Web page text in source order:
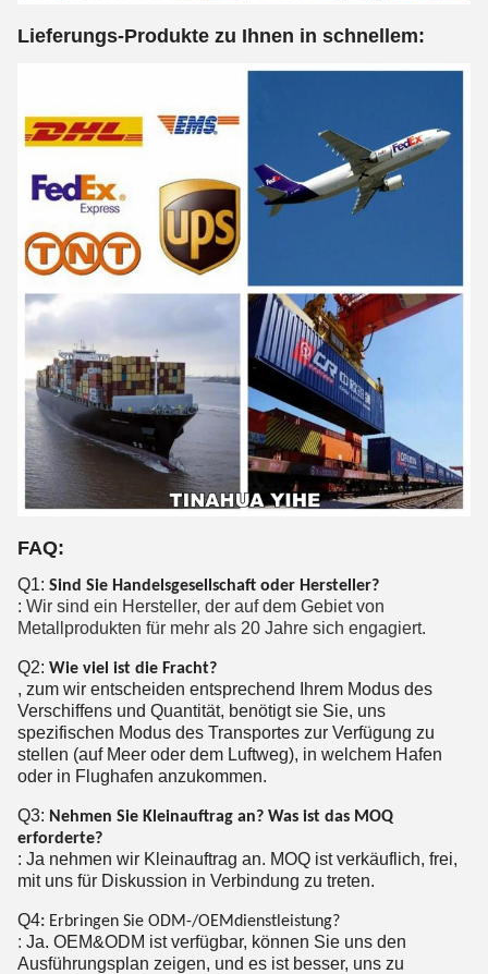
Lieferungs-Produkte zu Ihnen in schnellem:
FAQ:
Q1: Sind Sie Handelsgesellschaft oder Hersteller?
: Wir sind ein Hersteller, der auf dem Gebiet von
Metallprodukten für mehr als 20 Jahre sich engagiert.
Q2: Wie viel ist die Fracht?
, zum wir entscheiden entsprechend Ihrem Modus des
Verschiffens und Quantität, benötigt sie Sie, uns
spezifischen Modus des Transportes zur Verfügung zu
stellen (auf Meer oder dem Luftweg), in welchem Hafen
oder in Flughafen anzukommen.
Q3: Nehmen Sie Kleinauftrag an? Was ist das MOQ
erforderte?
: Ja nehmen wir Kleinauftrag an. MOQ ist verkäuflich, frei,
mit uns für Diskussion in Verbindung zu treten.
Q4: Erbringen Sie ODM-/OEMdienstleistung?
: Ja. OEM&ODM ist verfügbar, können Sie uns den
Ausführungsplan zeigen, und es ist besser, uns zu